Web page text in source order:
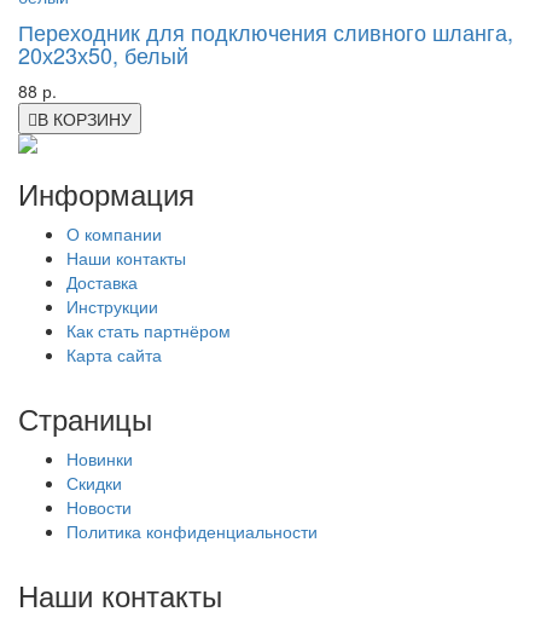
Переходник для подключения сливного шланга,
20х23х50, белый
88 р.
В КОРЗИНУ
Информация
О компании
Наши контакты
Доставка
Инструкции
Как стать партнёром
Карта сайта
Страницы
Новинки
Скидки
Новости
Политика конфиденциальности
Наши контакты